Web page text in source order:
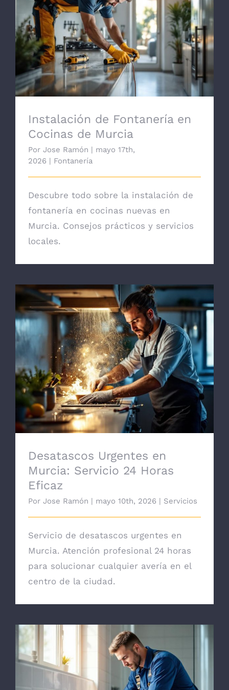
Instalación de Fontanería en Cocinas de
Murcia
Instalación de Fontanería en
Cocinas de Murcia
Por Jose Ramón | mayo 17th,
2026 | Fontanería
Descubre todo sobre la instalación de
fontanería en cocinas nuevas en
Murcia. Consejos prácticos y servicios
locales.
Desatascos Urgentes en Murcia: Servicio
24 Horas Eficaz
Desatascos Urgentes en
Murcia: Servicio 24 Horas
Eficaz
Por Jose Ramón | mayo 10th, 2026 | Servicios
Servicio de desatascos urgentes en
Murcia. Atención profesional 24 horas
para solucionar cualquier avería en el
centro de la ciudad.